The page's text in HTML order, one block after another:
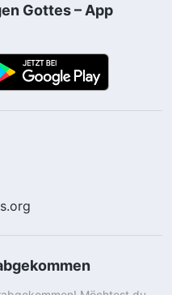
Gottes – App